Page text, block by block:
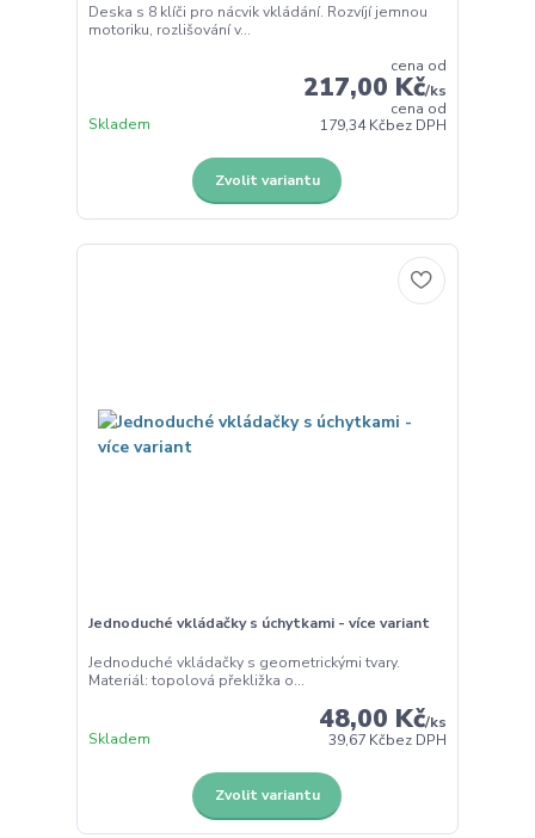
Deska s 8 klíči pro nácvik vkládání. Rozvíjí jemnou
motoriku, rozlišování v...
cena od
217,00 Kč/ks
cena od
179,34 Kčbez DPH
Skladem
Zvolit variantu
Jednoduché vkládačky s úchytkami - více variant
Jednoduché vkládačky s geometrickými tvary.
Materiál: topolová překližka o...
48,00 Kč/ks
39,67 Kčbez DPH
Skladem
Zvolit variantu